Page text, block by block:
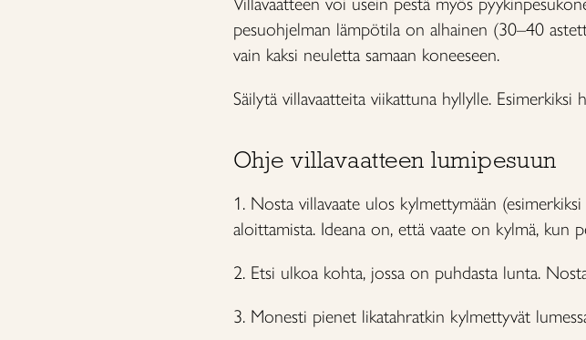
pesuohjelman lämpötila on alhainen (30–40
vain kaksi neuletta samaan koneeseen.
Säilytä villavaatteita viikattuna hyllylle. Esimerkiksi
Ohje villavaatteen lumipesuun
1. Nosta villavaate ulos kylmettymään
aloittamista. Ideana on, että vaate on kylmä, kun
2. Etsi ulkoa kohta, jossa on puhdasta lunta.
3. Monesti pienet likatahratkin kylmettyvät